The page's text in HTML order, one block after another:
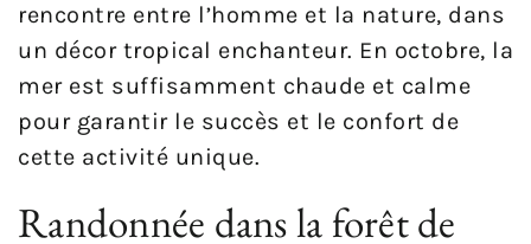
rencontre entre l’homme et la nature, dans
un décor tropical enchanteur. En octobre, la
mer est suffisamment chaude et calme
pour garantir le succès et le confort de
cette activité unique.
Randonnée dans la forêt de